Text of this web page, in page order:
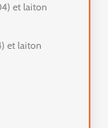
et laiton
et laiton